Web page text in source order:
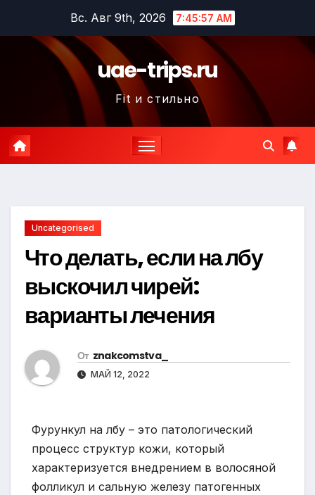
содержимому
Вс. Авг 9th, 2026 7:45:58 AM
uae-trips.ru
Fit и стильно
Uncategorised
Что делать, если на лбу
выскочил чирей:
варианты лечения
От znakcomstva_
МАЙ 12, 2022
Фурункул на лбу – это патологический
процесс структур кожи, который
характеризуется внедрением в волосяной
фолликул и сальную железу патогенных